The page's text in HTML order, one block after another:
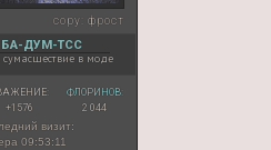
copy: фрост
БА-ДУМ-ТСС
сумасшествие в моде
+1576
ФЛОРИНОВ:
2 044
визит:
09:53:11